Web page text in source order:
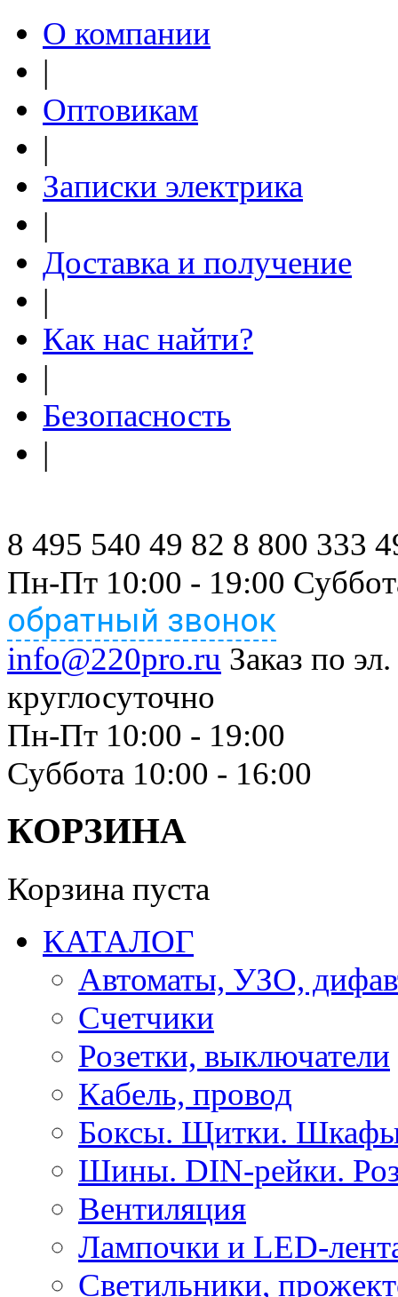
О компании
|
Оптовикам
|
Записки электрика
|
Доставка и получение
|
Как нас найти?
|
Безопасность
|
8 495 540 49 82 8 800 333
Пн-Пт 10:00 - 19:00
обратный звонок
info@220pro.ru Заказ по
круглосуточно
Пн-Пт 10:00 - 19:00
Суббота 10:00 - 16:00
КОРЗИНА
Корзина пуста
КАТАЛОГ
Автоматы, УЗО,
Счетчики
Розетки, выключатели
Кабель, провод
Боксы. Щитки.
Шины. DIN-рейки.
Вентиляция
Лампочки и LED-
Светильники,